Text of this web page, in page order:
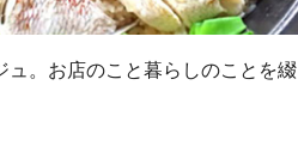
ュ。お店のこと暮らしのことを